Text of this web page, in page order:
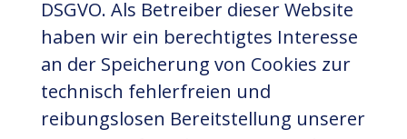
DSGVO. Als Betreiber dieser Website
haben wir ein berechtigtes Interesse
an der Speicherung von Cookies zur
technisch fehlerfreien und
reibungslosen Bereitstellung unserer